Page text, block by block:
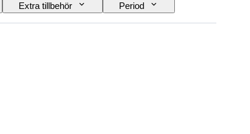
Extra tillbehör
Period
Material i klockarmband
Era